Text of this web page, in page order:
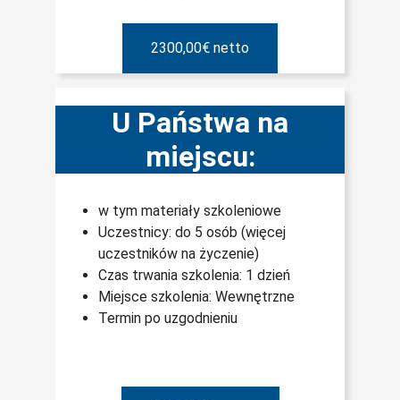
2300,00€ netto
U Państwa na
miejscu:
w tym materiały szkoleniowe
Uczestnicy: do 5 osób (więcej
uczestników na życzenie)
Czas trwania szkolenia: 1 dzień
Miejsce szkolenia: Wewnętrzne
Termin po uzgodnieniu